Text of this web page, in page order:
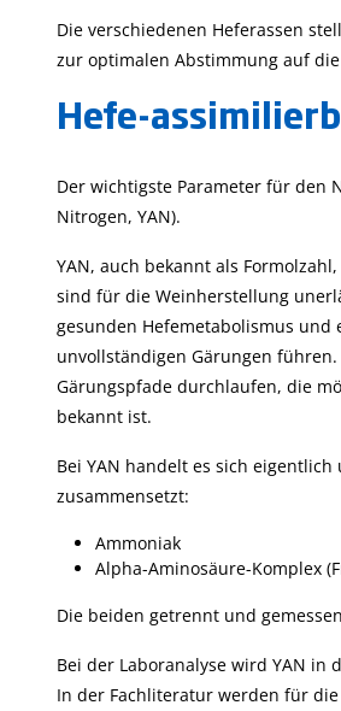
Die verschiedenen Heferassen
zur optimalen Abstimmung auf
Hefe-
Der wichtigste Parameter für den
Nitrogen, YAN).
YAN, auch bekannt als
sind für die Weinherstellung
gesunden Hefemetabolismus und
unvollständigen Gärungen
Gärungspfade durchlaufen, die
bekannt ist.
Bei YAN handelt es sich
zusammensetzt:
Ammoniak
Alpha-Aminosäure-Komplex
Die beiden getrennt und
Bei der Laboranalyse wird YAN in
In der Fachliteratur werden für die